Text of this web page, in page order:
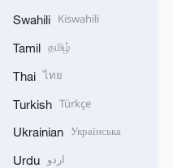
Swahili Kiswahili
Tamil தமிழ்
Thai ไทย
Turkish Türkçe
Ukrainian Українська
Urdu اردو